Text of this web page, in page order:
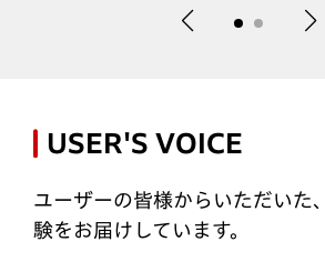
USER'S VOICE
ユーザーの皆様からいただいた
験をお届けしています。